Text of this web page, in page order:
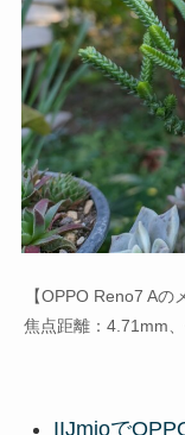
【OPPO Reno7 A
焦点距離：4.71mm
IIJmioで